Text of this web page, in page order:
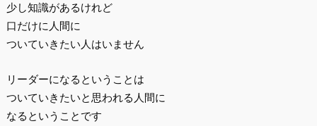
少し知識があるけれど
口だけに人間に
ついていきたい人はいません
リーダーになるということは
ついていきたいと思われる人間に
なるということです